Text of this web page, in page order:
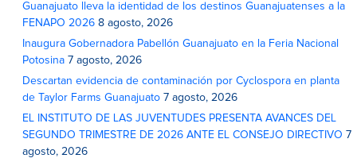
Guanajuato lleva la identidad de los destinos Guanajuatenses a la
FENAPO 2026 8 agosto, 2026
Inaugura Gobernadora Pabellón Guanajuato en la Feria Nacional
Potosina 7 agosto, 2026
Descartan evidencia de contaminación por Cyclospora en planta
de Taylor Farms Guanajuato 7 agosto, 2026
EL INSTITUTO DE LAS JUVENTUDES PRESENTA AVANCES DEL
SEGUNDO TRIMESTRE DE 2026 ANTE EL CONSEJO DIRECTIVO 7
agosto, 2026